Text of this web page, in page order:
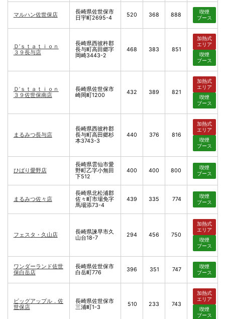
マルハン佐世保店
長崎県佐世保市
日宇町2695-4
520 368 888
喫煙
ブース
Ｄ’ｓｔａｔｉｏｎ
３９長与店
長崎県西彼杵郡
長与町高田郷字
岡崎3443-2
468 383 851
加熱式
エリア
喫煙
ブース
Ｄ’ｓｔａｔｉｏｎ
３９佐世保南店
長崎県佐世保市
崎岡町1200
432 389 821
加熱式
エリア
喫煙
ブース
まるみつ長与店
長崎県西彼杵郡
長与町高田郷杉
本3743-3
440 376 816
加熱式
エリア
喫煙
ブース
ひばり愛野店
長崎県雲仙市愛
野町乙字小無田
下512
400 400 800
喫煙
ブース
まるみつ佐々店
長崎県北松浦郡
佐々町市場免字
馬場添73-4
439 335 774
喫煙
ブース
フェスタ・久山店
長崎県諫早市久
山台18-7
294 456 750
加熱式
エリア
喫煙
ブース
ワンダーランド佐世
保白岳店
長崎県佐世保市
白岳町776
396 351 747
喫煙
ブース
ビッグアップル．佐
世保店
長崎県佐世保市
三浦町1-3
510 233 743
加熱式
エリア
喫煙
ブース